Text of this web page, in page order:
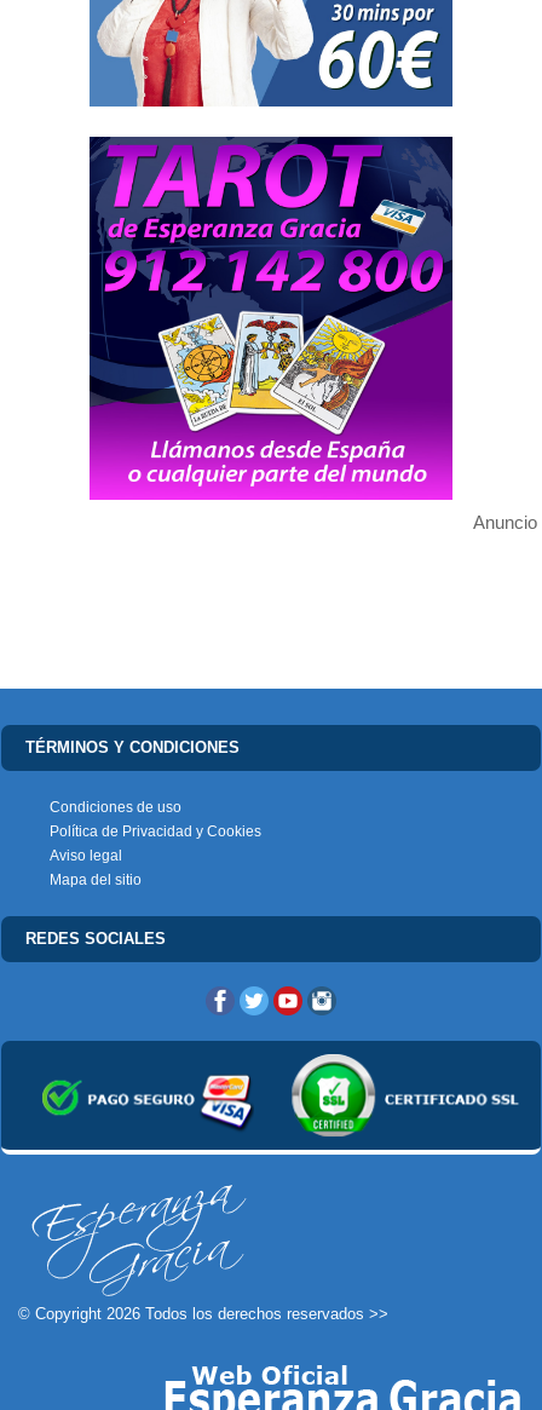
Anuncio
TÉRMINOS Y CONDICIONES
Condiciones de uso
Política de Privacidad y Cookies
Aviso legal
Mapa del sitio
REDES SOCIALES
© Copyright 2026 Todos los derechos reservados >>